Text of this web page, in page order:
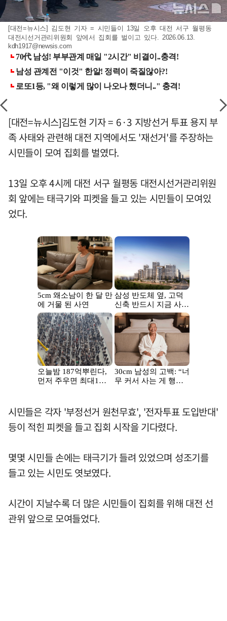
[대전=뉴시스] 김도현 기자 = 시민들이 13일 오후 대전 서구 월평동
대전시선거관리위원회 앞에서 집회를 벌이고 있다. 2026.06.13.
kdh1917@newsis.com
[대전=뉴시스]김도현 기자 = 6·3 지방선거 투표 용지 부
족 사태와 관련해 대전 지역에서도 '재선거'를 주장하는
시민들이 모여 집회를 벌였다.
13일 오후 4시께 대전 서구 월평동 대전시선거관리위원
회 앞에는 태극기와 피켓을 들고 있는 시민들이 모여있
었다.
시민들은 각자 '부정선거 원천무효', '전자투표 도입반대'
등이 적힌 피켓을 들고 집회 시작을 기다렸다.
몇몇 시민들 손에는 태극기가 들려 있었으며 성조기를
들고 있는 시민도 엿보였다.
시간이 지날수록 더 많은 시민들이 집회를 위해 대전 선
관위 앞으로 모여들었다.